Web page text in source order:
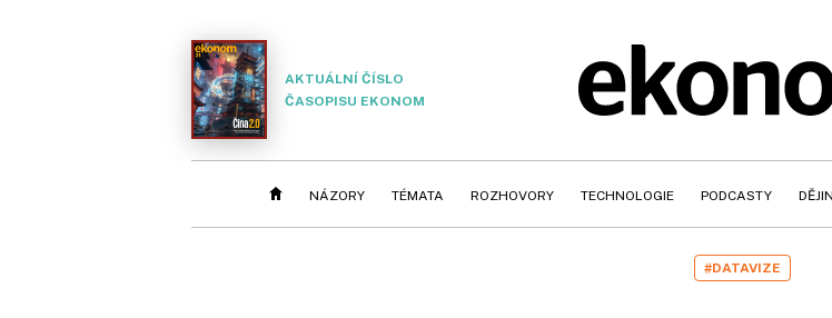
AKTUÁLNÍ ČÍSLO
ČASOPISU EKONOM
NÁZORY TÉMATA ROZHOVORY TECHNOLOGIE PODCASTY
#DATAVIZE